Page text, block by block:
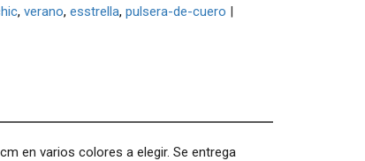
verano esstrella pulsera-de-cuero |
en varios colores a elegir. Se entrega